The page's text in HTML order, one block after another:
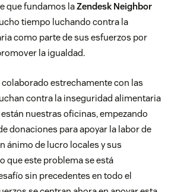
que fundamos laZendesk Neighbor
tiempo luchando contra la
como parte de sus esfuerzos por
la igualdad.
colaborado estrechamente con las
contra la inseguridad alimentaria
nuestras oficinas, empezando
donaciones para apoyar la labor de
ánimo de lucro locales y sus
que este problema se está
sin precedentes en todo el